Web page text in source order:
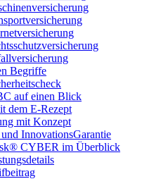
Begriffe
auf einen Blick
dem E-Rezept
mit Konzept
InnovationsGarantie
CYBER im Überblick